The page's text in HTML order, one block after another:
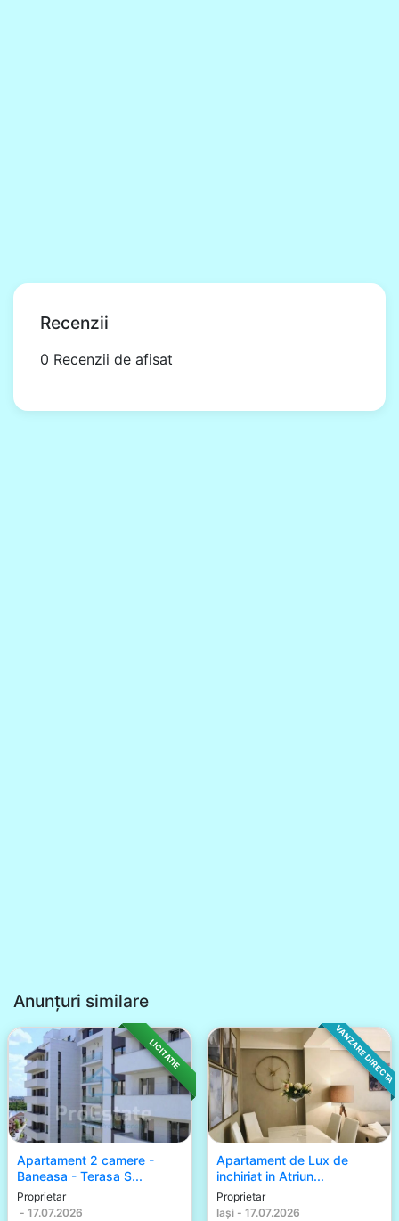
Recenzii
0 Recenzii de afisat
Anunțuri similare
LICITATIE
Apartament 2 camere -
Baneasa - Terasa S...
Proprietar
- 17.07.2026
VANZARE DIRECTA
Apartament de Lux de
inchiriat in Atriun...
Proprietar
Iași - 17.07.2026